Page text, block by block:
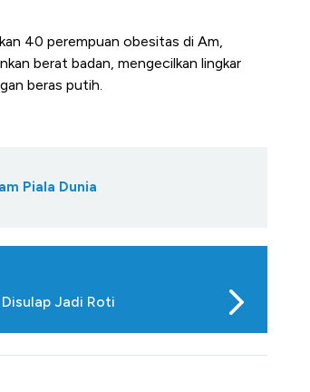
40 perempuan obesitas di Am,
berat badan, mengecilkan lingkar
beras putih.
Piala Dunia
Jadi Roti